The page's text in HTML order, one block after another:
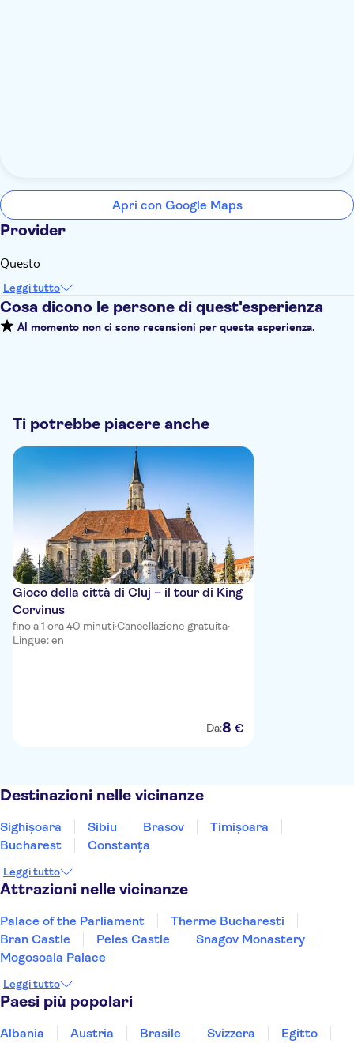
Apri con Google Maps
Provider
Questo
Leggi tutto
Cosa dicono le persone di quest'esperienza
Al momento non ci sono recensioni per questa esperienza.
Ti potrebbe piacere anche
Gioco della città di Cluj – il tour di King
Corvinus
fino a 1 ora 40 minuti·Cancellazione gratuita·
Lingue: en
Da:8 €
Destinazioni nelle vicinanze
Sighișoara Sibiu Brasov
Timișoara
Bucharest
Constanţa
Leggi tutto
Attrazioni nelle vicinanze
Palace of the Parliament
Therme Bucharesti
Bran Castle
Peles Castle
Snagov Monastery
Mogosoaia Palace
Leggi tutto
Paesi più popolari
Albania Austria Brasile Svizzera
Egitto